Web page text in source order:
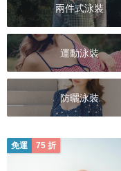
兩件式泳裝
運動泳裝
防曬泳裝
免運 75 折